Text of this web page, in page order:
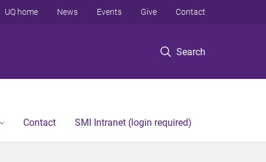
Search
UQ home News Events Give Contact
Contact SMI Intranet (login required)